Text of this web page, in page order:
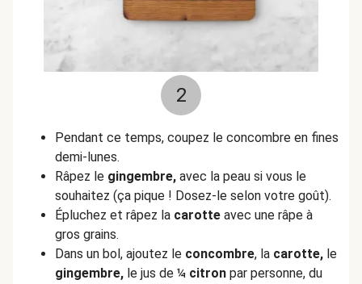
2
Pendant ce temps, coupez le concombre en fines
demi-lunes.
Râpez le gingembre, avec la peau si vous le
souhaitez (ça pique ! Dosez-le selon votre goût).
Épluchez et râpez la carotte avec une râpe à
gros grains.
Dans un bol, ajoutez le concombre, la carotte, le
gingembre, le jus de ¼ citron par personne, du